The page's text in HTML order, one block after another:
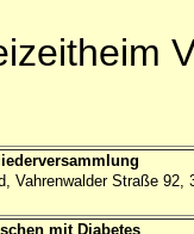
Vahrenwalder Straße 92,
mit Diabetes